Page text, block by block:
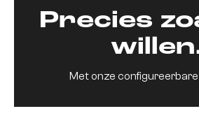
Precies
Met onze